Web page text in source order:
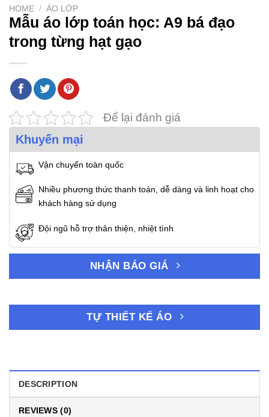
HOME / ÁO LỚP
Mẫu áo lớp toán học: A9 bá đạo
trong từng hạt gạo
Để lại đánh giá
Khuyến mại
Vận chuyển toàn quốc
Nhiều phương thức thanh toán, dễ dàng và linh hoạt cho
khách hàng sử dụng
Đội ngũ hỗ trợ thân thiện, nhiệt tình
NHẬN BÁO GIÁ
TỰ THIẾT KẾ ÁO
DESCRIPTION
REVIEWS (0)